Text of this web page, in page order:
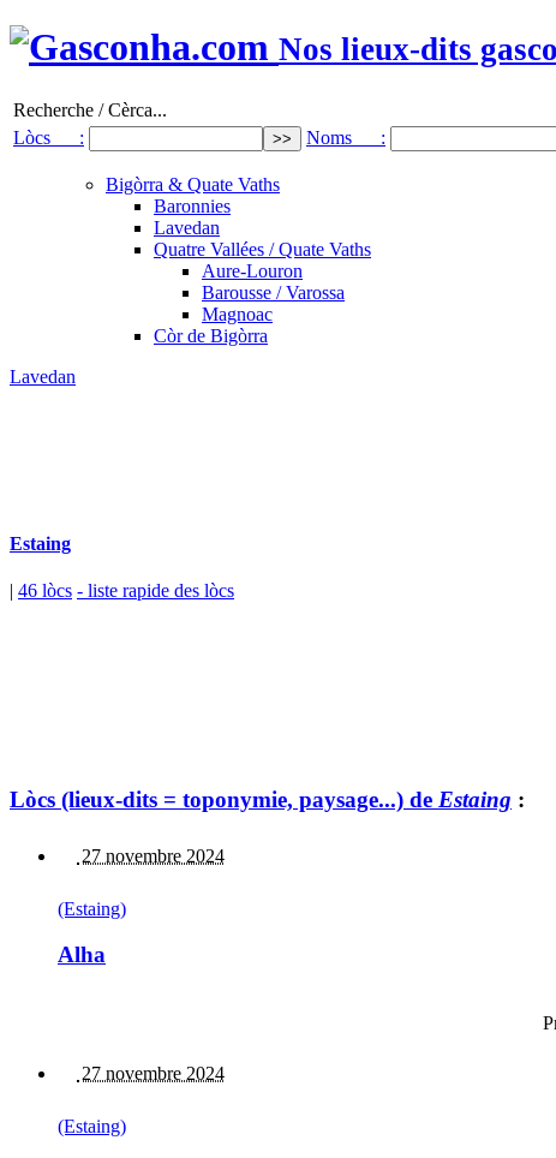
Nos lieux-dits
Recherche / Cèrca...
Lòcs :
Noms :
Bigòrra & Quate Vaths
Baronnies
Lavedan
Quatre Vallées / Quate Vaths
Aure-Louron
Barousse / Varossa
Magnoac
Còr de Bigòrra
Lavedan
Estaing
| 46 lòcs - liste rapide des lòcs
Lòcs (lieux-dits = toponymie, paysage...) de Estaing :
27 novembre 2024
(Estaing)
Alha
27 novembre 2024
(Estaing)